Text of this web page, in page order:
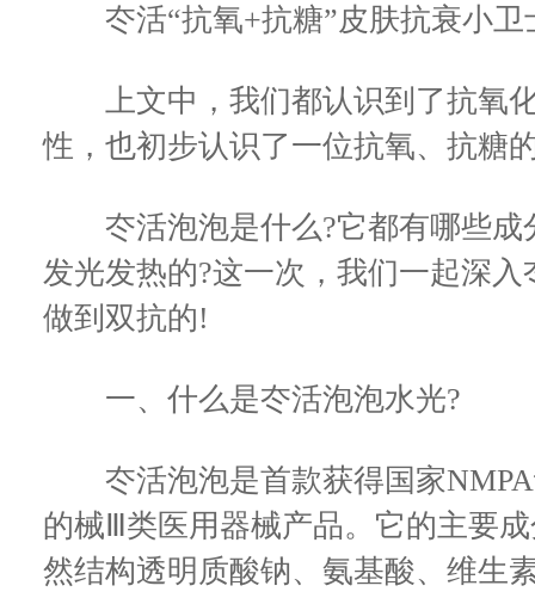
冭活“抗氧+抗糖”皮肤抗衰小卫
上文中，我们都认识到了抗氧化
性，也初步认识了一位抗氧、抗
冭活泡泡是什么?它都有哪些成
发光发热的?这一次，我们一起深
做到双抗的!
一、什么是冭活泡泡水光?
冭活泡泡是首款获得国家NMPA
的械Ⅲ类医用器械产品。它的主要
然结构透明质酸钠、氨基酸、维生